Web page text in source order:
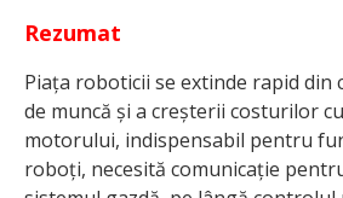
Rezumat
Piața roboticii se extinde rapid din
de muncă și a creșterii costurilor
motorului, indispensabil pentru
roboți, necesită comunicație